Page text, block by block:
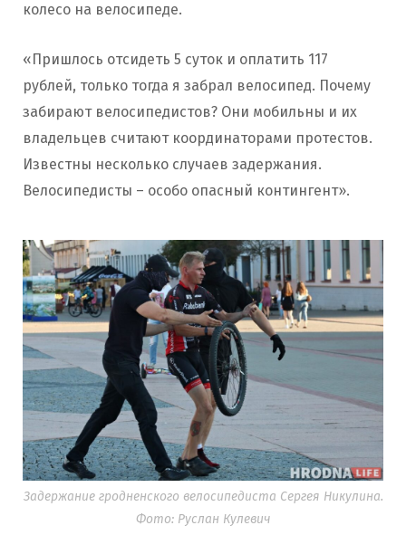
колесо на велосипеде.
«Пришлось отсидеть 5 суток и оплатить 117
рублей, только тогда я забрал велосипед. Почему
забирают велосипедистов? Они мобильны и их
владельцев считают координаторами протестов.
Известны несколько случаев задержания.
Велосипедисты – особо опасный контингент».
Задержание гродненского велосипедиста Сергея Никулина.
Фото: Руслан Кулевич